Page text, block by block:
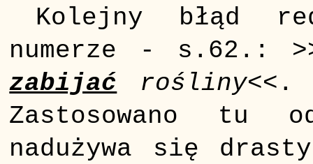
Kolejny błąd
numerze - s.62.:
zabijać rośliny<<.
Zastosowano tu
nadużywa się